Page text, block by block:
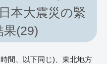
本大震災の緊
果(29)
間、以下同じ)、東北地方